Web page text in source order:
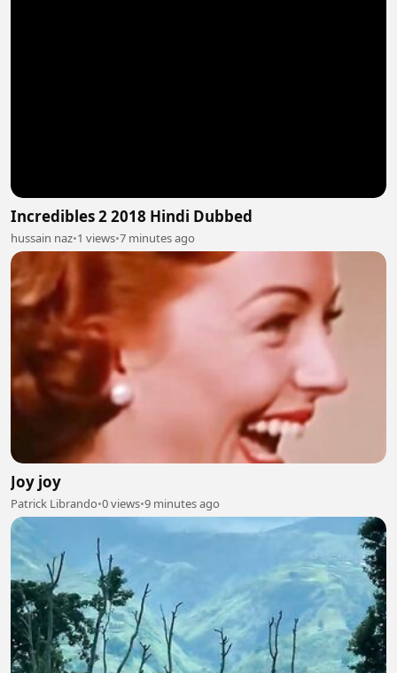
Incredibles 2 2018 Hindi Dubbed
hussain naz•1 views•7 minutes ago
Joy joy
Patrick Librando•0 views•9 minutes ago